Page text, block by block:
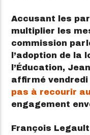
Accusant les
multiplier les
commission
l’adoption de la
l’Éducation,
affirmé vendredi
pas à recourir
engagement
François